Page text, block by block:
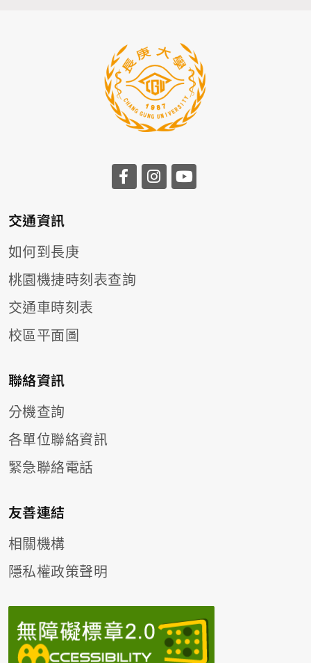
前往長庚大學facebook
前往長庚大學
交通資訊
如何到長庚
桃園機捷時刻表查詢
交通車時刻表
校區平面圖
聯絡資訊
分機查詢
各單位聯絡資訊
緊急聯絡電話
友善連結
相關機構
隱私權政策聲明